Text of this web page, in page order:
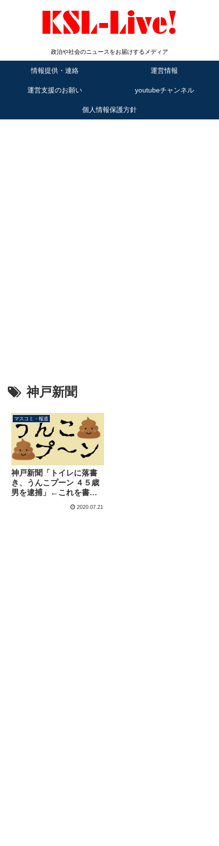
政治や社会のニュースをお届けするメディア
情報提供・連絡 運営情報
運営支援のお願い youtubeチャンネル
個人情報保護方針
神戸新聞
マスコミ・報道
神戸新聞「トイレに落書
き、うんこプーン ４５歳
男を逮捕」←これを書か
ちだったんだろう
2020.07.21